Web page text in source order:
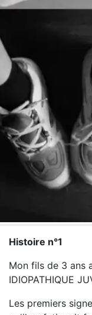
Histoire n°1
Mon fils de 3 ans
IDIOPATHIQUE
Les premiers